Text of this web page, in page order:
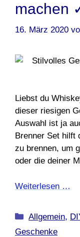
machen
16. März 2020
Liebst du
dieser riesigen
Auswahl ist ja
Brenner Set hilft
zu brennen, um
oder die deiner
Weiterlesen …
Kategorien
Allgemein,
Geschenke